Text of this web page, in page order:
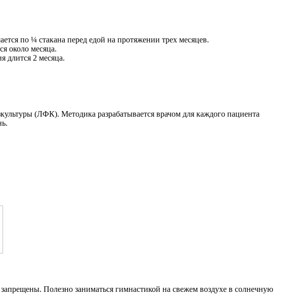
по ¼ стакана перед едой на протяжении трех месяцев.
около месяца.
длится 2 месяца.
(ЛФК). Методика разрабатывается врачом для каждого пациента
Полезно заниматься гимнастикой на свежем воздухе в солнечную